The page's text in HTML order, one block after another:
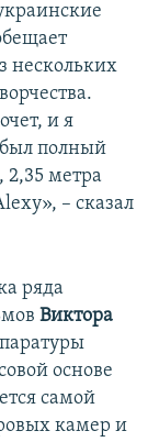
нескольких
и я
полный
метра
– сказал
ряда
Виктора
основе
самой
камер и